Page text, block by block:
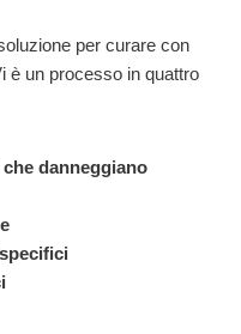
per curare con
è un processo in quattro
danneggiano